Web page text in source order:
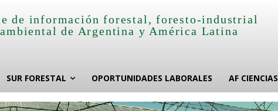
de información forestal, foresto-industrial
de Argentina y América Latina
SUR FORESTAL OPORTUNIDADES LABORALES AF CIENCIAS